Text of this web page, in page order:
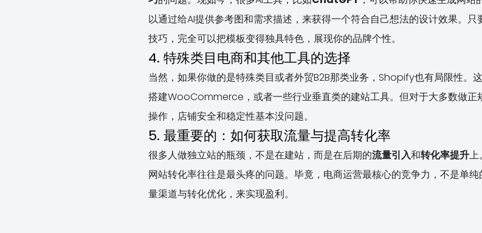
以通过给AI提供参考图和需求描述，来获得一个符合自己想法的设计效果。
技巧，完全可以把模板变得独具特色，展现你的品牌个性。
4. 特殊类目电商和其他工具的选择
当然，如果你做的是特殊类目或者外贸B2B那类业务，Shopify也有局限性。
搭建WooCommerce，或者一些行业垂直类的建站工具。但对于大多数做
操作，店铺安全和稳定性基本没问题。
5. 最重要的：如何获取流量与提高转化率
很多人做独立站的瓶颈，不是在建站，而是在后期的流量引入和转化率提升上
网站转化率往往是最头疼的问题。毕竟，电商运营最核心的竞争力，不是单
量渠道与转化优化，来实现盈利。